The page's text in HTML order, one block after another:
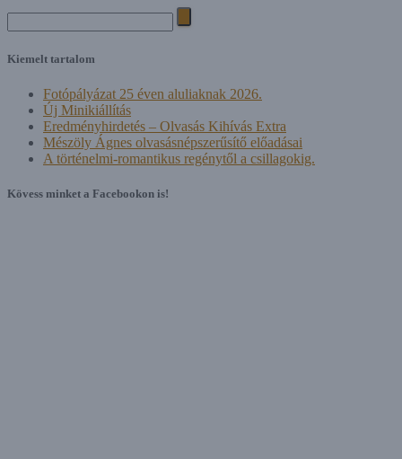
Search
for:
Kiemelt tartalom
Fotópályázat 25 éven aluliaknak 2026.
Új Minikiállítás
Eredményhirdetés – Olvasás Kihívás Extra
Mészöly Ágnes olvasásnépszerűsítő előadásai
A történelmi-romantikus regénytől a csillagokig.
Kövess minket a Facebookon is!